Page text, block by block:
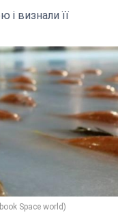
і визнали її
Space world)